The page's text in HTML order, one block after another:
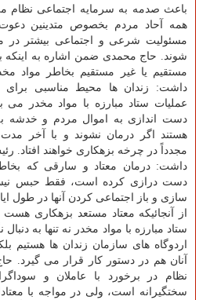
باعث صدمه به سرمایه اجتماعی نظام
همه آحاد مردم بخصوص متدینین
مسئولیت شرعی و اجتماعی بیشتر در
مستقیم یا غیر مستقیم بخاطر مواد
داشت: زندان ها محیط مناسبی برای
عملیات ستاد مبارزه با مواد مخدر می
دست اندازی به اموال مردم و خدشه
هستند اگر درمان نشوند و با آخر مدت
مجدداً در چرخه بزهکاری خواهند افتاد.
داشت: درمان معتاد و سارقی که
دست درازی کرده است، فقط حبس
سازی و باز اجتماعی کردن آنها در طول
از آنجائیکه معتاد مستعد بزهکاری هست
ستاد مبارزه با مواد مخدر نه تنها به
اردوگاه های سازمان زندان ها هستیم
آنان هم در دستور کار قرار می گیرد.
نظام در برخورد با عاملان و
سختگیرانه است، ولی در مواجه با